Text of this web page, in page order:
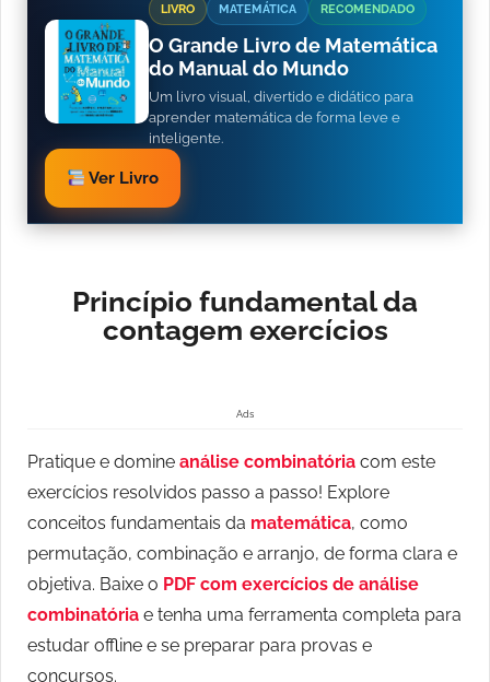
LIVRO MATEMÁTICA RECOMENDADO
O Grande Livro de Matemática
do Manual do Mundo
Um livro visual, divertido e didático para
aprender matemática de forma leve e
inteligente.
Ver Livro
Princípio fundamental da
contagem exercícios
Ads
Pratique e domine análise combinatória com este
exercícios resolvidos passo a passo! Explore
conceitos fundamentais da matemática, como
permutação, combinação e arranjo, de forma clara e
objetiva. Baixe o PDF com exercícios de análise
combinatória e tenha uma ferramenta completa para
estudar offline e se preparar para provas e
concursos.